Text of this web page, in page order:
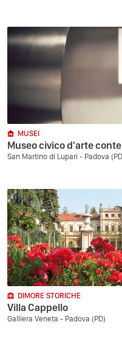
MUSEI
Museo civico d'arte
San Martino di Lupari - Padova
DIMORE STORICHE
Villa Cappello
Galliera Veneta - Padova (PD)